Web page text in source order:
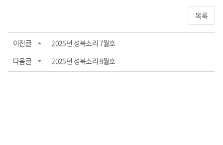
목록
이전글
2025년 성북소리 7월호
다음글
2025년 성북소리 9월호